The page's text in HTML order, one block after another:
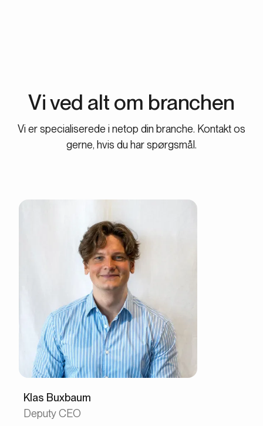
Vi ved alt om branchen
Vi er specialiserede i netop din branche. Kontakt os
gerne, hvis du har spørgsmål.
Klas Buxbaum
Deputy CEO